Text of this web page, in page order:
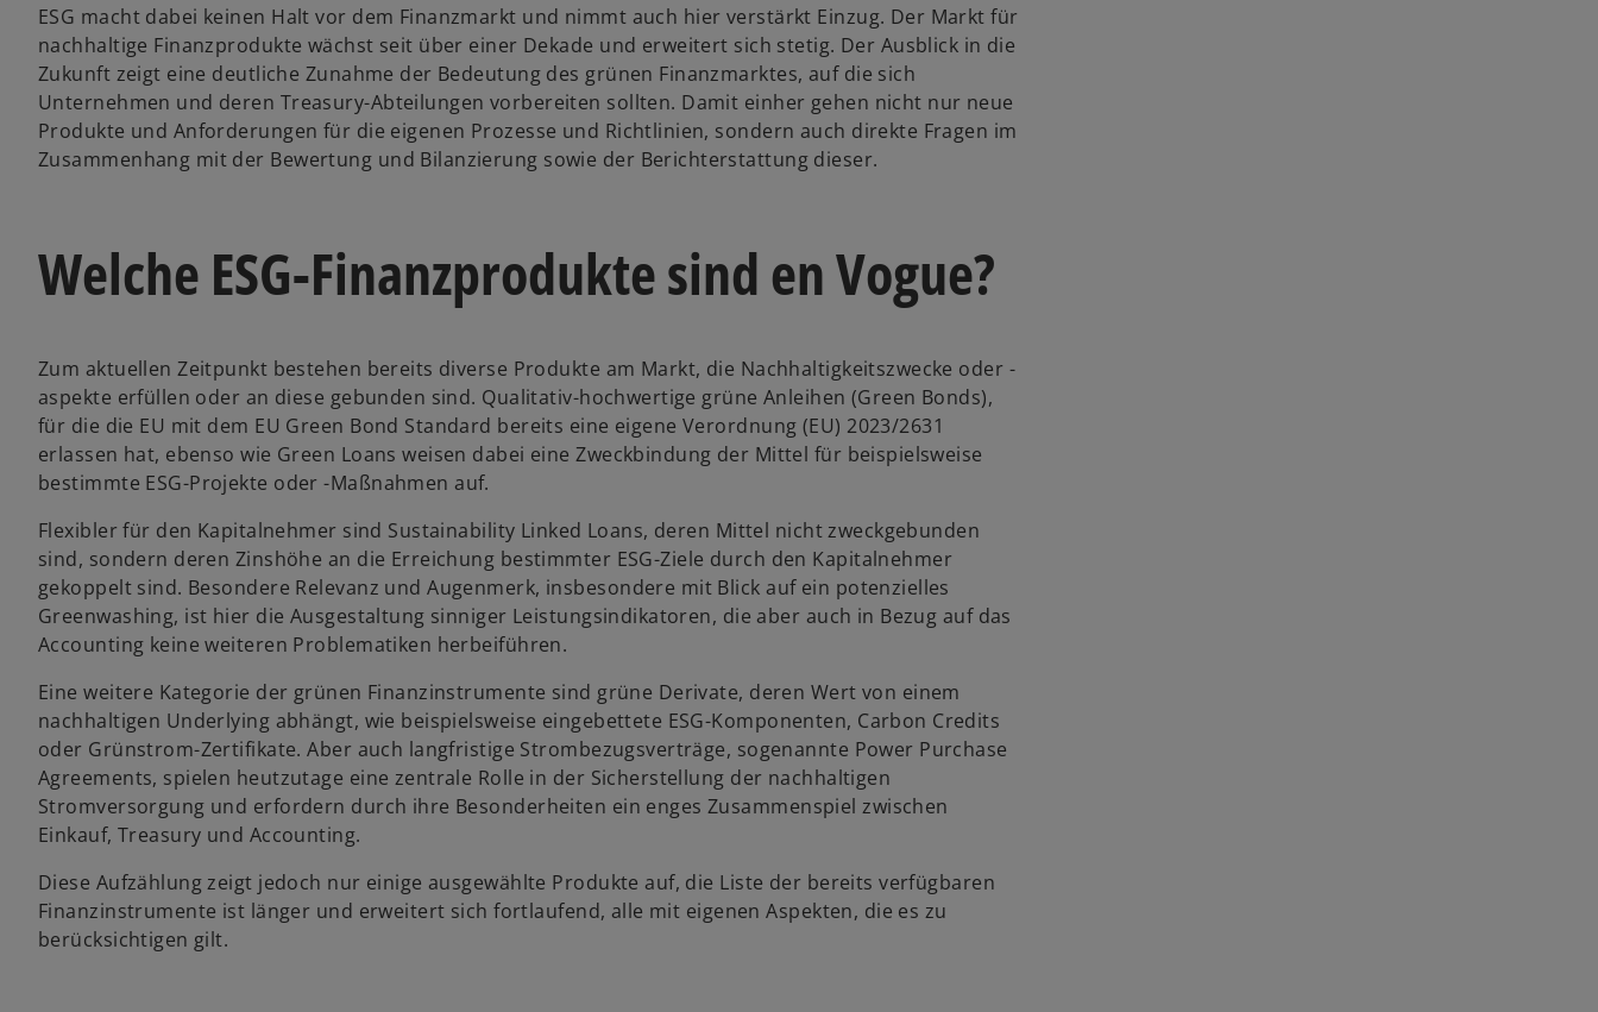
ESG macht dabei keinen Halt vor dem Finanzmarkt und nimmt auch hier verstärkt Einzug. Der Markt für
nachhaltige Finanzprodukte wächst seit über einer Dekade und erweitert sich stetig. Der Ausblick in die
Zukunft zeigt eine deutliche Zunahme der Bedeutung des grünen Finanzmarktes, auf die sich
Unternehmen und deren Treasury-Abteilungen vorbereiten sollten. Damit einher gehen nicht nur neue
Produkte und Anforderungen für die eigenen Prozesse und Richtlinien, sondern auch direkte Fragen im
Zusammenhang mit der Bewertung und Bilanzierung sowie der Berichterstattung dieser.
Welche ESG-Finanzprodukte sind en Vogue?
Zum aktuellen Zeitpunkt bestehen bereits diverse Produkte am Markt, die Nachhaltigkeitszwecke oder -
aspekte erfüllen oder an diese gebunden sind. Qualitativ-hochwertige grüne Anleihen (Green Bonds),
für die die EU mit dem EU Green Bond Standard bereits eine eigene Verordnung (EU) 2023/2631
erlassen hat, ebenso wie Green Loans weisen dabei eine Zweckbindung der Mittel für beispielsweise
bestimmte ESG-Projekte oder -Maßnahmen auf.
Flexibler für den Kapitalnehmer sind Sustainability Linked Loans, deren Mittel nicht zweckgebunden
sind, sondern deren Zinshöhe an die Erreichung bestimmter ESG-Ziele durch den Kapitalnehmer
gekoppelt sind. Besondere Relevanz und Augenmerk, insbesondere mit Blick auf ein potenzielles
Greenwashing, ist hier die Ausgestaltung sinniger Leistungsindikatoren, die aber auch in Bezug auf das
Accounting keine weiteren Problematiken herbeiführen.
Eine weitere Kategorie der grünen Finanzinstrumente sind grüne Derivate, deren Wert von einem
nachhaltigen Underlying abhängt, wie beispielsweise eingebettete ESG-Komponenten, Carbon Credits
oder Grünstrom-Zertifikate. Aber auch langfristige Strombezugsverträge, sogenannte Power Purchase
Agreements, spielen heutzutage eine zentrale Rolle in der Sicherstellung der nachhaltigen
Stromversorgung und erfordern durch ihre Besonderheiten ein enges Zusammenspiel zwischen
Einkauf, Treasury und Accounting.
Diese Aufzählung zeigt jedoch nur einige ausgewählte Produkte auf, die Liste der bereits verfügbaren
Finanzinstrumente ist länger und erweitert sich fortlaufend, alle mit eigenen Aspekten, die es zu
berücksichtigen gilt.